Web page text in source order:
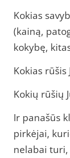
Kokias
(kainą,
kokybę,
Kokias
Kokių rūšių
Ir panašūs
pirkėjai,
nelabai